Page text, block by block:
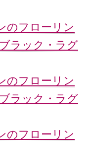
のフローリン
ラック・ラグ
のフローリン
ラック・ラグ
のフローリン